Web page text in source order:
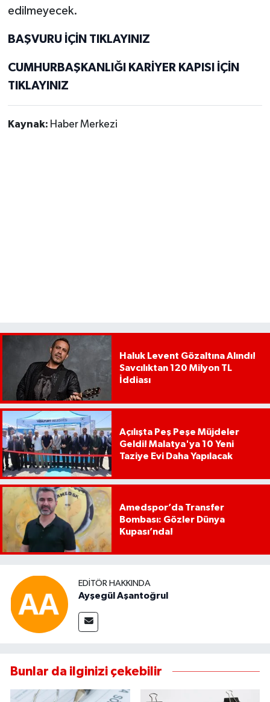
edilmeyecek.
BAŞVURU İÇİN TIKLAYINIZ
CUMHURBAŞKANLIĞI KARİYER KAPISI İÇİN
TIKLAYINIZ
Kaynak: Haber Merkezi
Haluk Levent Gözaltına Alındı!
Savcılıktan 120 Milyon TL
İddiası
Açılışta Peş Peşe Müjdeler
Geldi! Malatya'ya 10 Yeni
Taziye Evi Daha Yapılacak
Amedspor’da Transfer
Bombası: Gözler Dünya
Kupası’nda!
EDITÖR HAKKINDA
Ayşegül Aşantoğrul
Bunlar da ilginizi çekebilir